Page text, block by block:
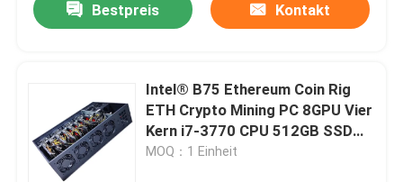
Produkte
Bestpreis Kontakt
Intel® B75 Ethereum Coin Rig
ETH Crypto Mining PC 8GPU Vier
Kern i7-3770 CPU 512GB SSD
8GB Speicher
MOQ：1 Einheit